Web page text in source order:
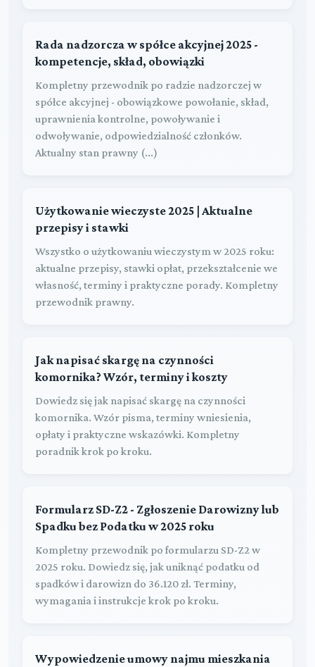
Rada nadzorcza w spółce akcyjnej 2025 -
kompetencje, skład, obowiązki
Kompletny przewodnik po radzie nadzorczej w
spółce akcyjnej - obowiązkowe powołanie, skład,
uprawnienia kontrolne, powoływanie i
odwoływanie, odpowiedzialność członków.
Aktualny stan prawny (...)
Użytkowanie wieczyste 2025 | Aktualne
przepisy i stawki
Wszystko o użytkowaniu wieczystym w 2025 roku:
aktualne przepisy, stawki opłat, przekształcenie we
własność, terminy i praktyczne porady. Kompletny
przewodnik prawny.
Jak napisać skargę na czynności
komornika? Wzór, terminy i koszty
Dowiedz się jak napisać skargę na czynności
komornika. Wzór pisma, terminy wniesienia,
opłaty i praktyczne wskazówki. Kompletny
poradnik krok po kroku.
Formularz SD-Z2 - Zgłoszenie Darowizny lub
Spadku bez Podatku w 2025 roku
Kompletny przewodnik po formularzu SD-Z2 w
2025 roku. Dowiedz się, jak uniknąć podatku od
spadków i darowizn do 36.120 zł. Terminy,
wymagania i instrukcje krok po kroku.
Wypowiedzenie umowy najmu mieszkania